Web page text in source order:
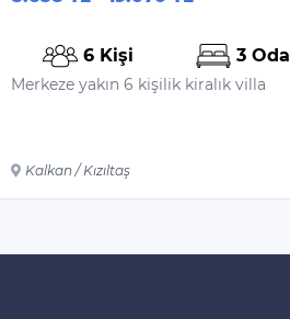
6 Kişi 3 Oda
Merkeze yakın 6 kişilik kiralık villa
Kalkan / Kızıltaş